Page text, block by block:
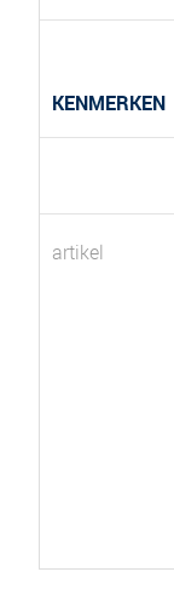
KENMERKEN
artikel